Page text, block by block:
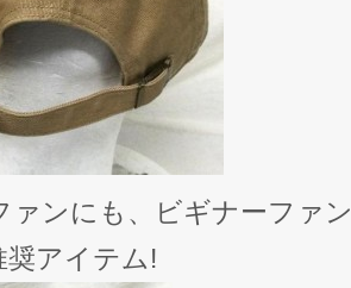
ァンにも、ビギナーファ
奨アイテム!